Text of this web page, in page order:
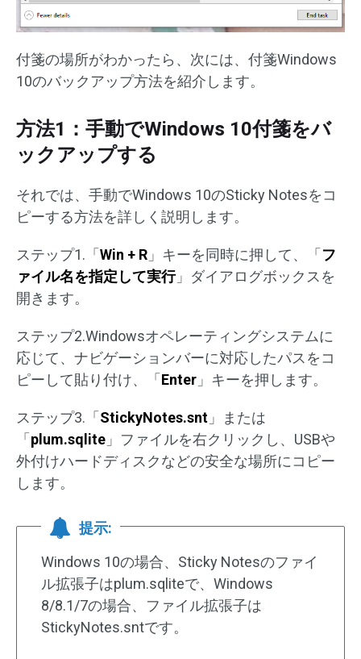
付箋の場所がわかったら、次には、付箋Windows
10のバックアップ方法を紹介します。
方法1：手動でWindows 10付箋をバ
ックアップする
それでは、手動でWindows 10のSticky Notesをコ
ピーする方法を詳しく説明します。
ステップ1.「 Win + R 」キーを同時に押して、「 フ
ァイル名を指定して実行」ダイアログボックスを
開きます。
ステップ2.Windowsオペレーティングシステムに
応じて、ナビゲーションバーに対応したパスをコ
ピーして貼り付け、「 Enter 」キーを押します。
ステップ3.「 StickyNotes.snt 」または
「 plum.sqlite 」ファイルを右クリックし、USBや
外付けハードディスクなどの安全な場所にコピー
します。
提示:
Windows 10の場合、Sticky Notesのファイ
ル拡張子はplum.sqliteで、Windows
8/8.1/7の場合、ファイル拡張子は
StickyNotes.sntです。